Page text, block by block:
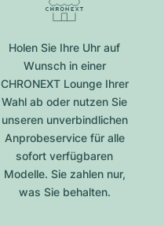
Holen Sie Ihre Uhr auf
Wunsch in einer
CHRONEXT Lounge Ihrer
Wahl ab oder nutzen Sie
unseren unverbindlichen
Anprobeservice für alle
sofort verfügbaren
Modelle. Sie zahlen nur,
was Sie behalten.